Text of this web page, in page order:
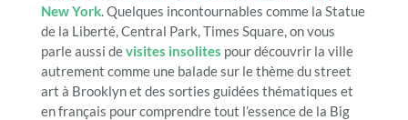
New York. Quelques incontournables comme la Statue
de la Liberté, Central Park, Times Square, on vous
parle aussi devisites insolites pour découvrir la ville
autrement comme une balade sur le thème du street
art à Brooklyn et des sorties guidées thématiques et
en français pour comprendre tout l’essence de la Big